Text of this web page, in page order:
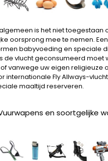
is het niet toegestaan
oorsprong mee te nemen.
babyvoeding en speciale
de vlucht geconsumeerd moet
vanwege uw eigen religieuze
internationale Fly Allways-
maaltijd reserveren.
en soortgelijke